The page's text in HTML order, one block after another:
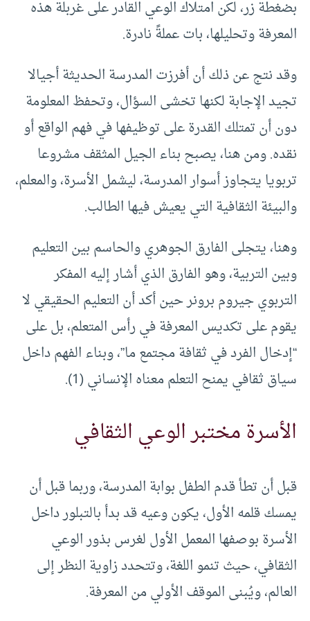
بضغطة زر، لكن امتلاك الوعي القادر على غربلة هذه
المعرفة وتحليلها، بات عملةً نادرة.
وقد نتج عن ذلك أن أفرزت المدرسة الحديثة أجيالا
تجيد الإجابة لكنها تخشى السؤال، وتحفظ المعلومة
دون أن تمتلك القدرة على توظيفها في فهم الواقع أو
نقده. ومن هنا، يصبح بناء الجيل المثقف مشروعا
تربويا يتجاوز أسوار المدرسة، ليشمل الأسرة، والمعلم،
والبيئة الثقافية التي يعيش فيها الطالب.
وهنا، يتجلى الفارق الجوهري والحاسم بين التعليم
وبين التربية، وهو الفارق الذي أشار إليه المفكر
التربوي جيروم برونر حين أكد أن التعليم الحقيقي لا
يقوم على تكديس المعرفة في رأس المتعلم، بل على
“إدخال الفرد في ثقافة مجتمع ما”، وبناء الفهم داخل
سياق ثقافي يمنح التعلم معناه الإنساني (1).
الأسرة مختبر الوعي الثقافي
قبل أن تطأ قدم الطفل بوابة المدرسة، وربما قبل أن
يمسك قلمه الأول، يكون وعيه قد بدأ بالتبلور داخل
الأسرة بوصفها المعمل الأول لغرس بذور الوعي
الثقافي، حيث تنمو اللغة، وتتحدد زاوية النظر إلى
العالم، ويُبنى الموقف الأولي من المعرفة.